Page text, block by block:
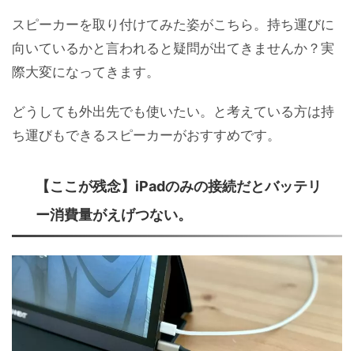
スピーカーを取り付けてみた姿がこちら。持ち運びに
向いているかと言われると疑問が出てきませんか？実
際大変になってきます。
どうしても外出先でも使いたい。と考えている方は持
ち運びもできるスピーカーがおすすめです。
【ここが残念】iPadのみの接続だとバッテリ
ー消費量がえげつない。